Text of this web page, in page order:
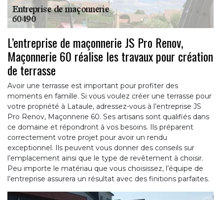
L’entreprise de maçonnerie JS Pro Renov,
Maçonnerie 60 réalise les travaux pour création
de terrasse
Avoir une terrasse est important pour profiter des
moments en famille. Si vous voulez créer une terrasse pour
votre propriété à Lataule, adressez-vous à l’entreprise JS
Pro Renov, Maçonnerie 60. Ses artisans sont qualifiés dans
ce domaine et répondront à vos besoins. Ils préparent
correctement votre projet pour avoir un rendu
exceptionnel. Ils peuvent vous donner des conseils sur
l’emplacement ainsi que le type de revêtement à choisir.
Peu importe le matériau que vous choisissez, l’équipe de
l’entreprise assurera un résultat avec des finitions parfaites.